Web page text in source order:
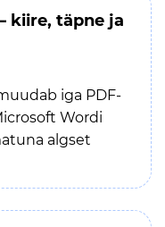
kiire, täpne ja
iga PDF-
Wordi
algset